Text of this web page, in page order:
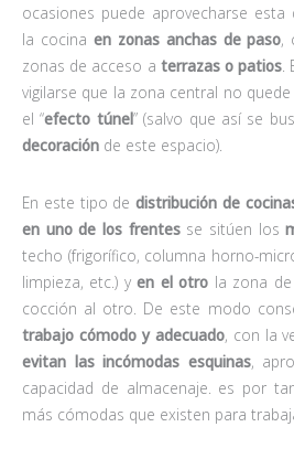
ocasiones puede aprovecharse
la cocina en zonas anchas de paso,
zonas de acceso a terrazas o patios.
vigilarse que la zona central no
el “efecto túnel” (salvo que así se
decoración de este espacio).
En este tipo dedistribución de
en uno de los frentesse sitúen los
techo (frigorífico, columna horno-
limpieza, etc.) yen el otro la zona
cocción al otro. De este modo
trabajo cómodo y adecuado, con la
evitan las incómodas esquinas,
capacidad de almacenaje. es por
más cómodas que existen para